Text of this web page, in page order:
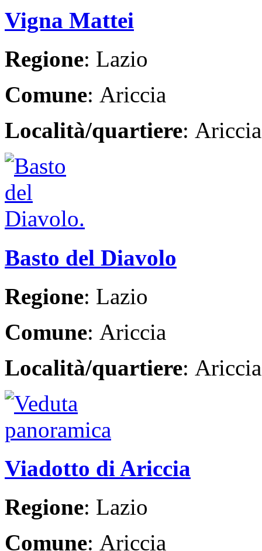
Vigna Mattei
Regione: Lazio
Comune: Ariccia
Località/quartiere: Ariccia
Basto del Diavolo
Regione: Lazio
Comune: Ariccia
Località/quartiere: Ariccia
Viadotto di Ariccia
Regione: Lazio
Comune: Ariccia